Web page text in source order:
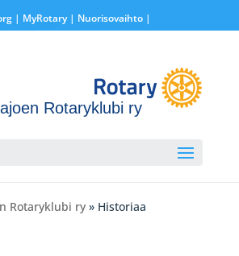
| MyRotary | Nuorisovaihto|
Rotaryklubi ry
Rotaryklubi ry » Historiaa